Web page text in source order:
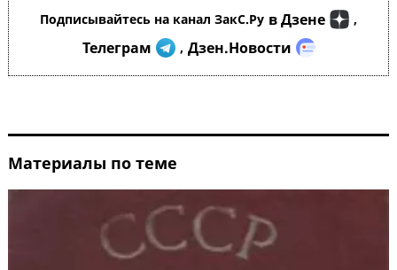
Подписывайтесь на канал ЗакС.Ру в Дзене ,
Телеграм , Дзен.Новости
Материалы по теме